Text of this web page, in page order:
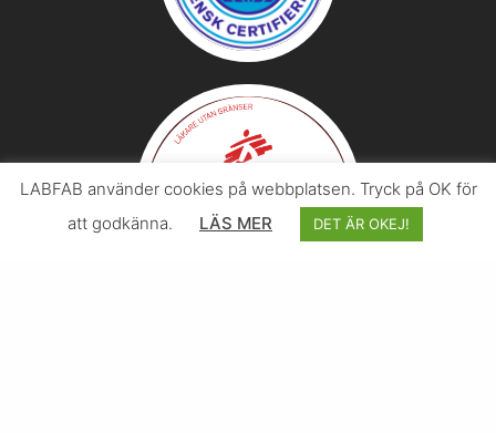
LABFAB använder cookies på webbplatsen. Tryck på OK för
att godkänna.
LÄS MER DET ÄR OKEJ!